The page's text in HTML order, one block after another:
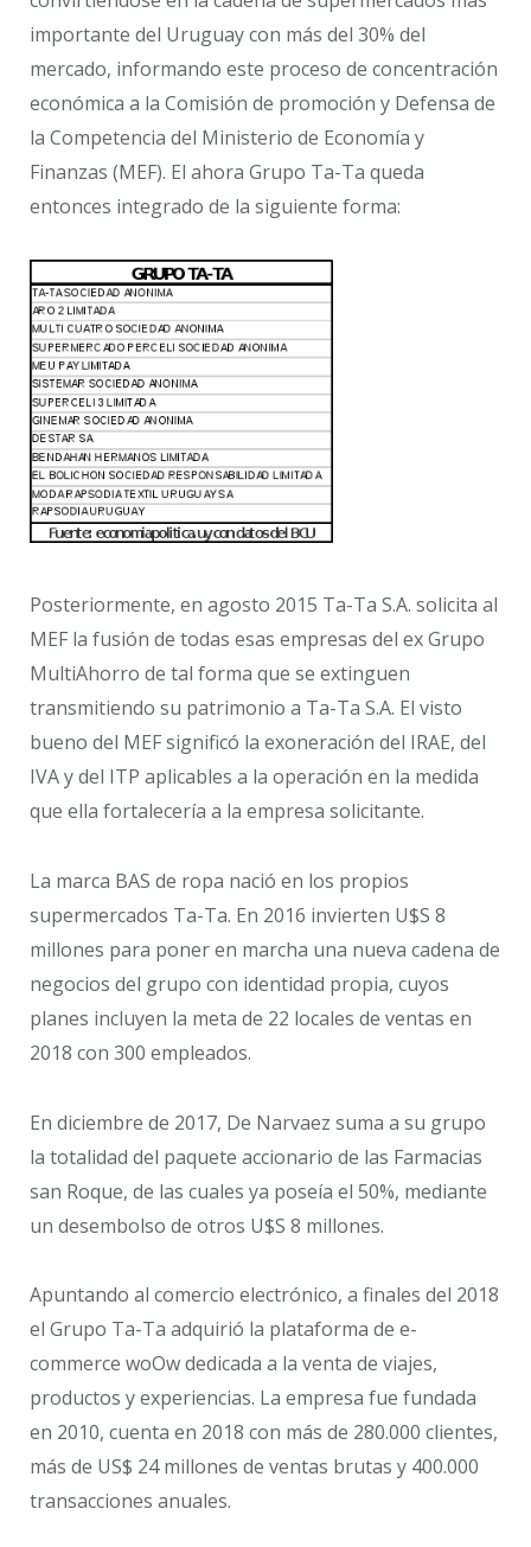
importante del Uruguay con más del 30% del
mercado, informando este proceso de concentración
económica a la Comisión de promoción y Defensa de
la Competencia del Ministerio de Economía y
Finanzas (MEF). El ahora Grupo Ta-Ta queda
entonces integrado de la siguiente forma:
Posteriormente, en agosto 2015 Ta-Ta S.A. solicita al
MEF la fusión de todas esas empresas del ex Grupo
MultiAhorro de tal forma que se extinguen
transmitiendo su patrimonio a Ta-Ta S.A. El visto
bueno del MEF significó la exoneración del IRAE, del
IVA y del ITP aplicables a la operación en la medida
que ella fortalecería a la empresa solicitante.
La marca BAS de ropa nació en los propios
supermercados Ta-Ta. En 2016 invierten U$S 8
millones para poner en marcha una nueva cadena de
negocios del grupo con identidad propia, cuyos
planes incluyen la meta de 22 locales de ventas en
2018 con 300 empleados.
En diciembre de 2017, De Narvaez suma a su grupo
la totalidad del paquete accionario de las Farmacias
san Roque, de las cuales ya poseía el 50%, mediante
un desembolso de otros U$S 8 millones.
Apuntando al comercio electrónico, a finales del 2018
el Grupo Ta-Ta adquirió la plataforma de e-
commerce woOw dedicada a la venta de viajes,
productos y experiencias. La empresa fue fundada
en 2010, cuenta en 2018 con más de 280.000 clientes,
más de US$ 24 millones de ventas brutas y 400.000
transacciones anuales.